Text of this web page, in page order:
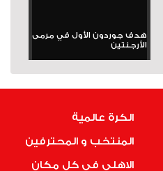
هدف جوردون الأول في مرمى
الأرجنتين
الكرة عالمية
المنتخب و المحترفين
الاهلى فى كل مكان